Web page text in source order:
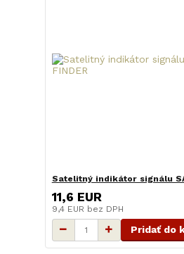
Satelitný indikátor signálu
11,6 EUR
9,4 EUR bez DPH
Pridať do